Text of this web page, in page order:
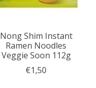
Nong Shim Instant
Ramen Noodles
Veggie Soon 112g
€1,50